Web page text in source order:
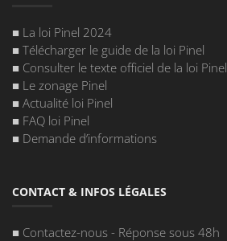
■ La loi Pinel 2024
■ Télécharger le guide de la loi Pinel
■ Consulter le texte officiel de la loi Pinel
■ Le zonage Pinel
■ Actualité loi Pinel
■ FAQ loi Pinel
■ Demande d’informations
CONTACT & INFOS LÉGALES
■ Contactez-nous - Réponse sous 48h